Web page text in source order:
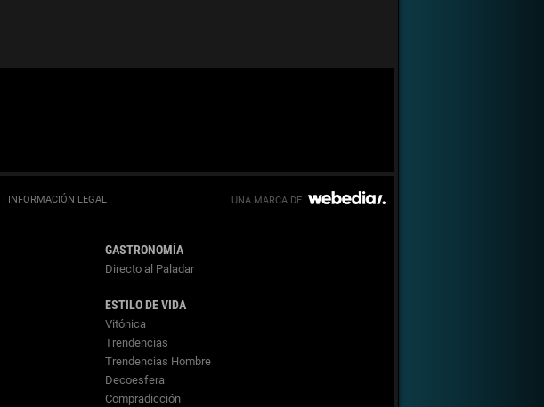
| INFORMACIÓN LEGAL
GASTRONOMÍA
Directo al Paladar
ESTILO DE VIDA
Vitónica
Trendencias
Trendencias Hombre
Decoesfera
Compradicción